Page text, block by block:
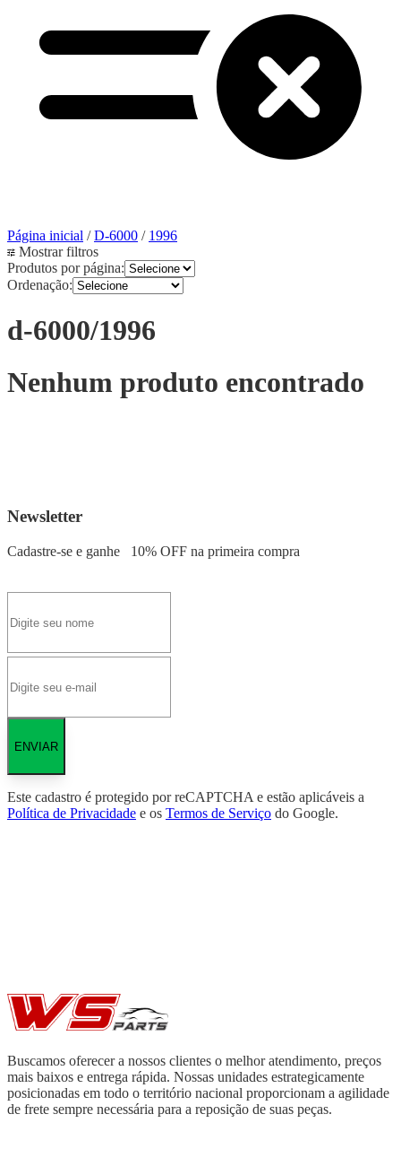
Página inicial /D-6000 / 1996
Mostrar filtros
Produtos por página:
Ordenação:
d-6000/1996
Nenhum produto encontrado
Newsletter
Cadastre-se e ganhe 10% OFF na primeira compra
ENVIAR
Este cadastro é protegido por reCAPTCHA e estão aplicáveis a
Política de Privacidade e os Termos de Serviço do Google.
Buscamos oferecer a nossos clientes o melhor atendimento, preços
mais baixos e entrega rápida. Nossas unidades estrategicamente
posicionadas em todo o território nacional proporcionam a agilidade
de frete sempre necessária para a reposição de suas peças.